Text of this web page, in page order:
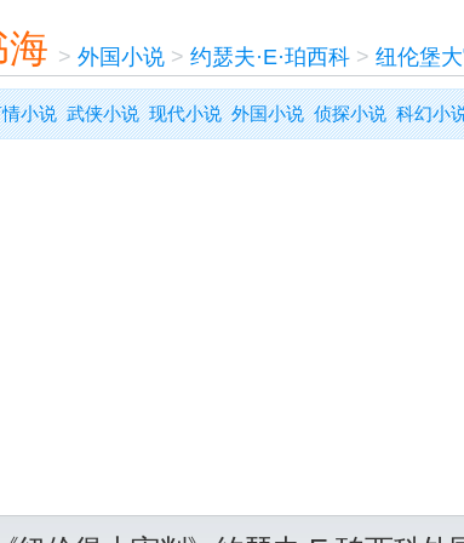
海 > 外国小说> 约瑟夫·E·珀西科> 纽伦堡
小说 武侠小说 现代小说 外国小说 侦探小说 科幻小